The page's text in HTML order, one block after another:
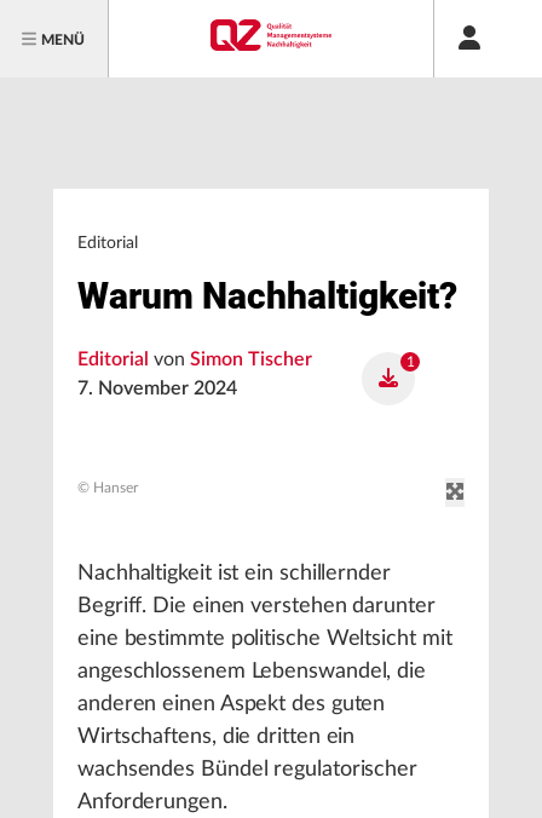
MENÜ
Editorial
Warum Nachhaltigkeit?
Editorial von Simon Tischer
7. November 2024
1
© Hanser
Nachhaltigkeit ist ein schillernder
Begriff. Die einen verstehen darunter
eine bestimmte politische Weltsicht mit
angeschlossenem Lebenswandel, die
anderen einen Aspekt des guten
Wirtschaftens, die dritten ein
wachsendes Bündel regulatorischer
Anforderungen.